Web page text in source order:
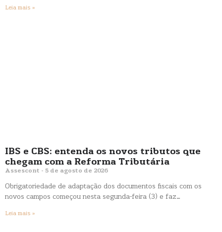
Leia mais »
IBS e CBS: entenda os novos tributos que
chegam com a Reforma Tributária
Assescont 5 de agosto de 2026
Obrigatoriedade de adaptação dos documentos fiscais com os
novos campos começou nesta segunda-feira (3) e faz…
Leia mais »